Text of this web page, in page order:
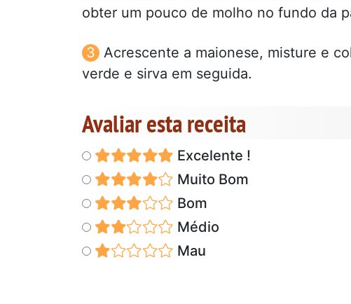
obter um pouco de molho no fundo da
Acrescente a maionese, misture e
verde e sirva em seguida.
Avaliar esta receita
Excelente !
Muito Bom
Bom
Médio
Mau